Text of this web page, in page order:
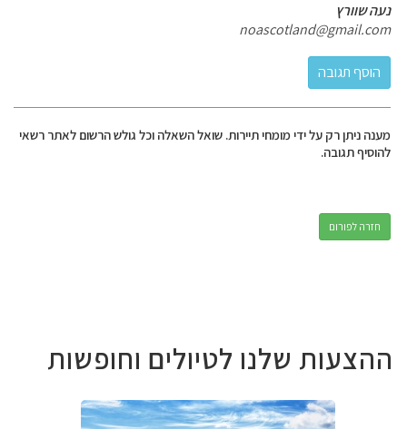
נעה שוורץ
noascotland@gmail.com
מענה ניתן רק על ידי מומחי תיירות. שואל השאלה וכל גולש הרשום לאתר רשאי
להוסיף תגובה.
חזרה לפורום
ההצעות שלנו לטיולים וחופשות